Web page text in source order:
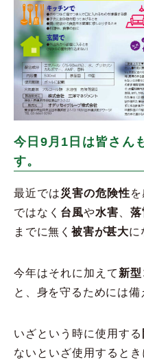
今日9月1日は皆さん
す。
最近では災害の危険性
ではなく 台風や水害、落
までに無く 被害が甚大に
今年はそれに加えて新
と、身を守るためには備
いざという時に使用する
ないといざ使用すると